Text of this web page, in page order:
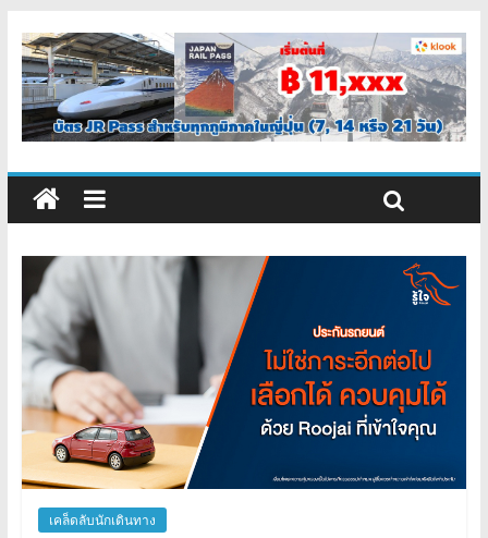
เคล็ดลับนักเดินทาง